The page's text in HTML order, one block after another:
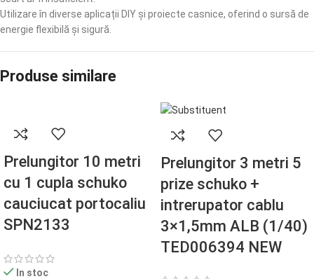
Utilizare în diverse aplicații DIY și proiecte casnice, oferind o sursă de
energie flexibilă și sigură.
Produse similare
Prelungitor 10 metri
cu 1 cupla schuko
cauciucat portocaliu
SPN2133
In stoc
Prelungitor 3 metri 5
prize schuko +
intrerupator cablu
3×1,5mm ALB (1/40)
TED006394 NEW